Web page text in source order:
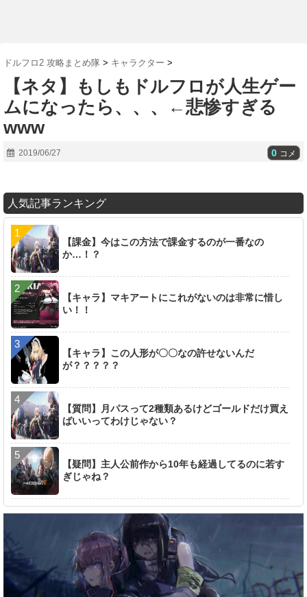
ドルフロ2 攻略まとめ隊 > キャラクター >
【ネタ】もしもドルフロが人生ゲー
ムになったら、、、←悲惨すぎる
www
2019/06/27 0 コメ
人気記事ランキング
【課金】今はこの方法で課金するのが一番なの
か…！？
【キャラ】マキアートにこれがないのは非常に惜し
い！！
【キャラ】この人形が〇〇なの許せないんだ
が？？？？？
【質問】月パスって2種類あるけどゴールドだけ買え
ばいいってわけじゃない？
【疑問】主人公前作から10年も経過してるのに若す
ぎじゃね？